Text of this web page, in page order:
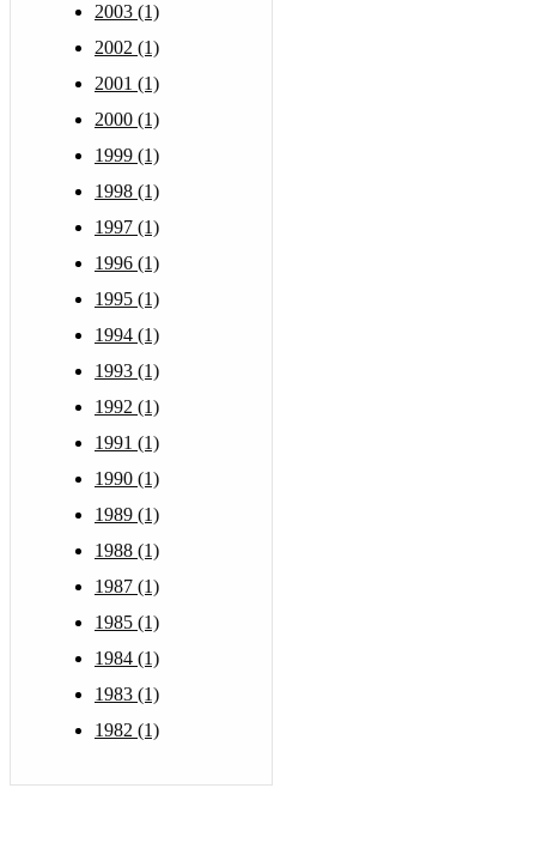
2003 (1)
2002 (1)
2001 (1)
2000 (1)
1999 (1)
1998 (1)
1997 (1)
1996 (1)
1995 (1)
1994 (1)
1993 (1)
1992 (1)
1991 (1)
1990 (1)
1989 (1)
1988 (1)
1987 (1)
1985 (1)
1984 (1)
1983 (1)
1982 (1)